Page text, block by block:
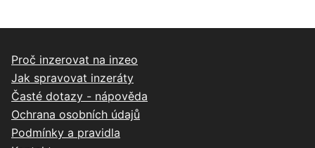
Proč inzerovat na inzeo
Jak spravovat inzeráty
Časté dotazy - nápověda
Ochrana osobních údajů
Podmínky a pravidla